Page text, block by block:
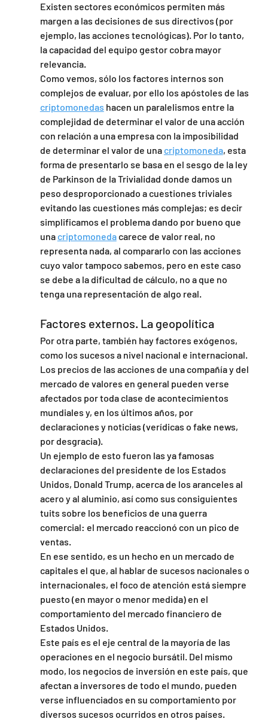
Existen sectores económicos permiten más
margen a las decisiones de sus directivos (por
ejemplo, las acciones tecnológicas). Por lo tanto,
la capacidad del equipo gestor cobra mayor
relevancia.
Como vemos, sólo los factores internos son
complejos de evaluar, por ello los apóstoles de las
criptomonedas hacen un paralelismos entre la
complejidad de determinar el valor de una acción
con relación a una empresa con la imposibilidad
de determinar el valor de una criptomoneda, esta
forma de presentarlo se basa en el sesgo de la ley
de Parkinson de la Trivialidad donde damos un
peso desproporcionado a cuestiones triviales
evitando las cuestiones más complejas; es decir
simplificamos el problema dando por bueno que
una criptomoneda carece de valor real, no
representa nada, al compararlo con las acciones
cuyo valor tampoco sabemos, pero en este caso
se debe a la dificultad de cálculo, no a que no
tenga una representación de algo real.
Factores externos. La geopolítica
Por otra parte, también hay factores exógenos,
como los sucesos a nivel nacional e internacional.
Los precios de las acciones de una compañía y del
mercado de valores en general pueden verse
afectados por toda clase de acontecimientos
mundiales y, en los últimos años, por
declaraciones y noticias (verídicas o fake news,
por desgracia).
Un ejemplo de esto fueron las ya famosas
declaraciones del presidente de los Estados
Unidos, Donald Trump, acerca de los aranceles al
acero y al aluminio, así como sus consiguientes
tuits sobre los beneficios de una guerra
comercial: el mercado reaccionó con un pico de
ventas.
En ese sentido, es un hecho en un mercado de
capitales el que, al hablar de sucesos nacionales o
internacionales, el foco de atención está siempre
puesto (en mayor o menor medida) en el
comportamiento del mercado financiero de
Estados Unidos.
Este país es el eje central de la mayoría de las
operaciones en el negocio bursátil. Del mismo
modo, los negocios de inversión en este país, que
afectan a inversores de todo el mundo, pueden
verse influenciados en su comportamiento por
diversos sucesos ocurridos en otros países.